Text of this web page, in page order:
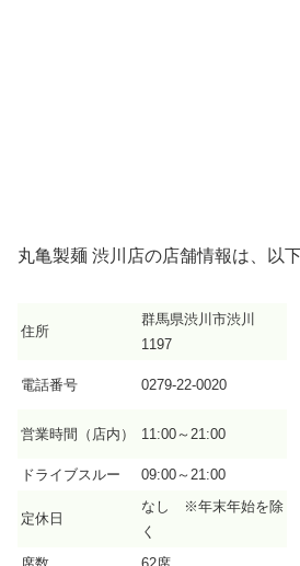
丸亀製麺 渋川店の店舗情報は、以
住所
群馬県渋川市渋川
1197
電話番号 0279-22-0020
営業時間（店内） 11:00～21:00
ドライブスルー 09:00～21:00
定休日
なし ※年末年始を除
く